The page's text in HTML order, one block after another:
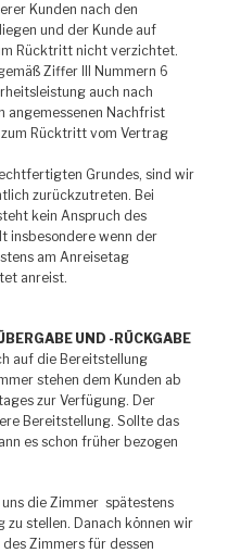
Kunden nach den
und der Kunde auf
Rücktritt nicht verzichtet.
Ziffer III Nummern 6
auch nach
angemessenen Nachfrist
Rücktritt vom Vertrag
Grundes, sind wir
zurückzutreten. Bei
kein Anspruch des
insbesondere wenn der
am Anreisetag
anreist.
UND -RÜCKGABE
auf die Bereitstellung
stehen dem Kunden ab
zur Verfügung. Der
Bereitstellung. Sollte das
es schon früher bezogen
die Zimmer spätestens
zu stellen. Danach können wir
Zimmers für dessen